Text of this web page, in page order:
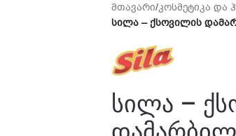
მთავარი/კოსმეტიკა და
სილა – ქსოვილის
სილა –